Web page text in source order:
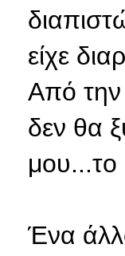
είχε
Από
δεν θα
Ένα